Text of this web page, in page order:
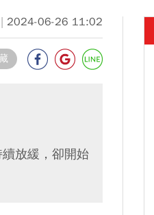
2024-06-26 11:02
放緩，卻開始